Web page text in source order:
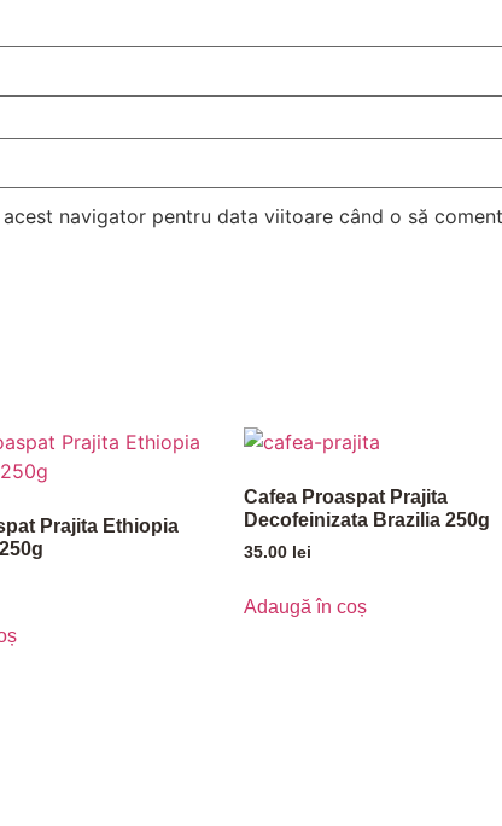
navigator pentru data viitoare când o să
Prajita Ethiopia
Cafea Proaspat Prajita
Decofeinizata Brazilia 250g
35.00 lei
Adaugă în coș